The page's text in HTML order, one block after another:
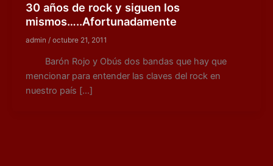
30 años de rock y siguen los
mismos…..Afortunadamente
admin / octubre 21, 2011
Barón Rojo y Obús dos bandas que hay que
mencionar para entender las claves del rock en
nuestro país […]